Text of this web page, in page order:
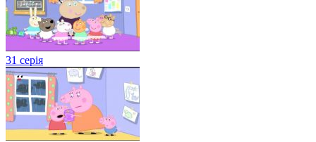
31 серія